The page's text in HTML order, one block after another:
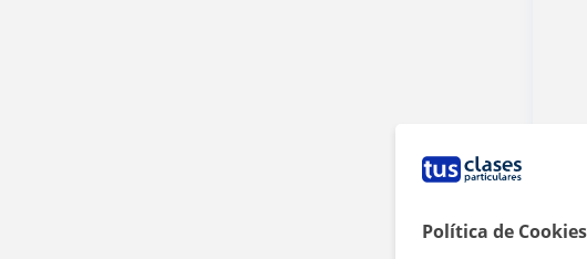
Política de Cookies